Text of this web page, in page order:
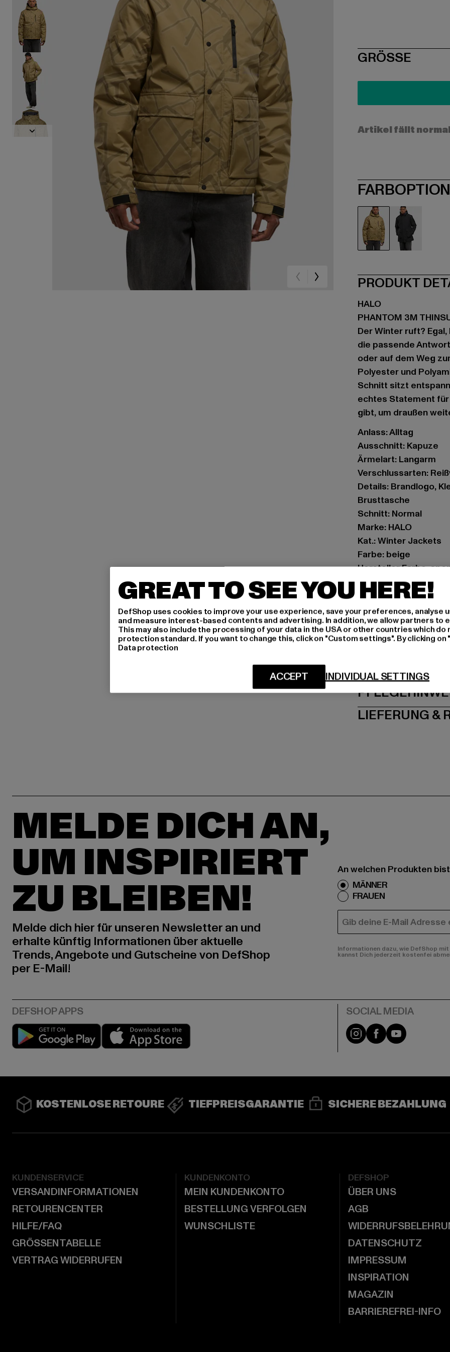
SIZE
GRÖSSE
Artikel fällt
PRODUKT
HALO
PHANTOM 3M
Der Winter ruft?
die passende
oder auf dem Weg
Polyester und
Schnitt sitzt
echtes Statement
gibt, um draußen
Anlass: Alltag
Ausschnitt: Kapuze
Ärmelart: Langarm
Verschlussarten:
Details: Brandlogo,
Brusttasche
Schnitt: Normal
Marke: HALO
Kat.: Winter Jackets
Farbe: beige
Hersteller Farbe:
Art.Nr: 229499-21620
Hersteller: HUMMEL
Balticagade 20 | 8000
GRÖSSE
LIEFERUNG &
MELDE DICH AN,
UM INSPIRIERT
ZU BLEIBEN!
Melde dich hier für unseren Newsletter an und
erhalte künftig Informationen über aktuelle
Trends, Angebote und Gutscheine von DefShop
per E-Mail!
An welchen Produkten
MÄNNER
FRAUEN
E-MAIL
Informationen dazu, wie DefShop
kannst Dich jederzeit kostenfei
Play market Instagram
FacebookYouTube
KOSTENLOSE RETOURE TIEFPREISGARANTIE SICHERE BEZAHLUNG
KUNDENSERVICE
VERSANDINFORMATIONEN
RETOURENCENTER
HILFE/FAQ
GRÖSSENTABELLE
VERTRAG WIDERRUFEN
KUNDENKONTO
MEIN KUNDENKONTO
BESTELLUNG VERFOLGEN
WUNSCHLISTE
DEFSHOP
ÜBER UNS
AGB
DATENSCHUTZ
IMPRESSUM
INSPIRATION
MAGAZIN
BARRIEREFREI-INFO
GREAT TO SEE YOU HERE!
DefShop uses cookies to improve your use experience, save your preferences, analyse
and measure interest-based contents and advertising. In addition, we allow partners to
This may also include the processing of your data in the USA or other countries which do
protection standard. If you want to change this, click on "Custom settings". By clicking
Data protection
INDIVIDUAL SETTINGS
ACCEPT